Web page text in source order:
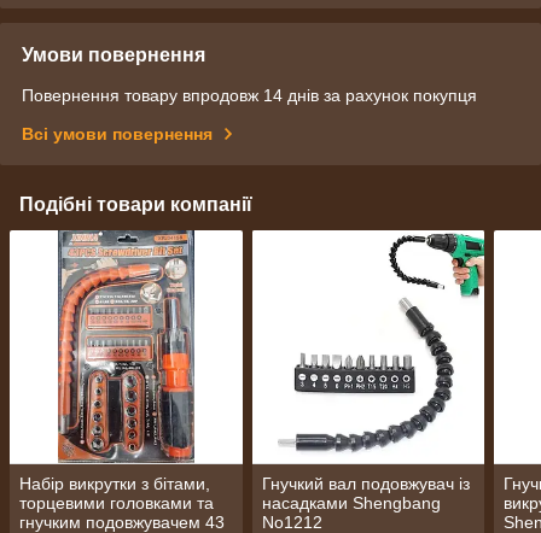
Умови повернення
Повернення товару впродовж 14 днів за рахунок покупця
Всі умови повернення
Подібні товари компанії
Набір викрутки з бітами,
торцевими головками та
гнучким подовжувачем 43
Гнучкий вал подовжувач із
насадками Shengbang
No1212